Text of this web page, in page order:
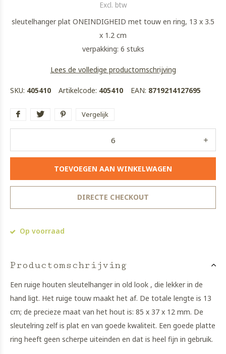
Excl. btw
sleutelhanger plat ONEINDIGHEID met touw en ring, 13 x 3.5
x 1.2 cm
verpakking: 6 stuks
Lees de volledige productomschrijving
SKU: 405410 Artikelcode: 405410 EAN: 8719214127695
Vergelijk
TOEVOEGEN AAN WINKELWAGEN
DIRECTE CHECKOUT
Op voorraad
Productomschrijving
Een ruige houten sleutelhanger in old look , die lekker in de
hand ligt. Het ruige touw maakt het af. De totale lengte is 13
cm; de precieze maat van het hout is: 85 x 37 x 12 mm. De
sleutelring zelf is plat en van goede kwaliteit. Een goede platte
ring heeft geen scherpe uiteinden en dat is heel fijn in gebruik.